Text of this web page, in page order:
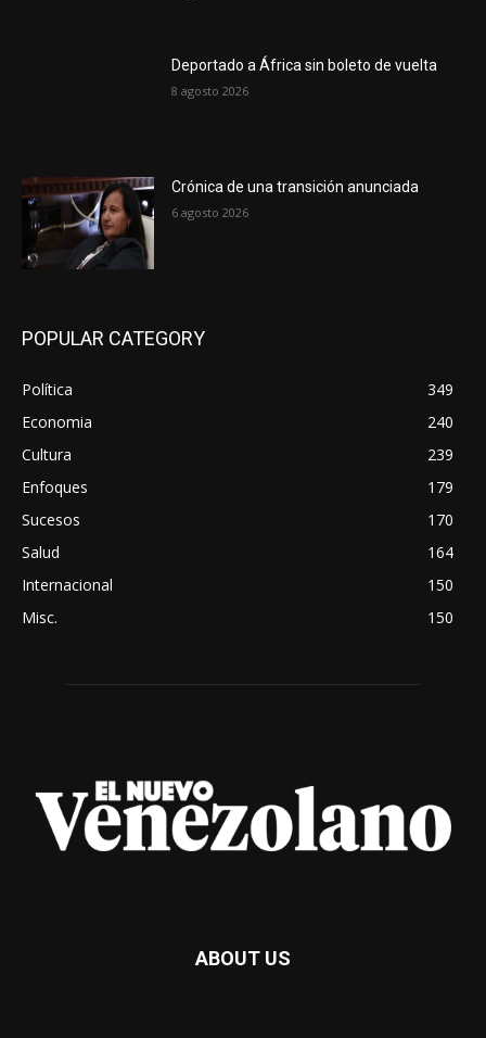
Deportado a África sin boleto de vuelta
8 agosto 2026
Crónica de una transición anunciada
6 agosto 2026
POPULAR CATEGORY
Política
349
Economia
240
Cultura
239
Enfoques
179
Sucesos
170
Salud
164
Internacional
150
Misc.
150
ABOUT US